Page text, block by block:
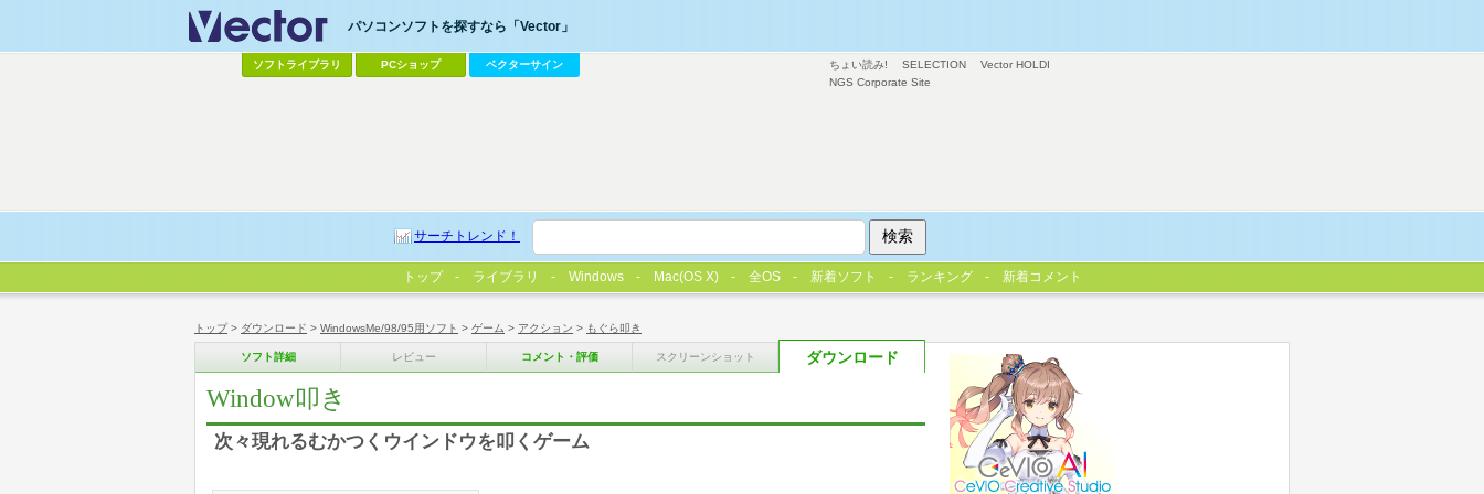
トップ> ダウンロード > WindowsMe/98/95用ソフト > ゲーム > アクション > もぐら叩き
ソフト詳細 レビュー コメント・評価 スクリーンショット ダウンロード
Window叩き
次々現れるむかつくウインドウを叩くゲーム
ちょい読み! SELECTION
Vector HOLDI
NGS Corporate Site
パソコンソフトを探すなら「Vector」
ソフトライブラリ PCショップ ベクターサイン
サーチトレンド！
トップ ライブラリ Windows Mac(OS X) 全OS 新着ソフト ランキング 新着コメント